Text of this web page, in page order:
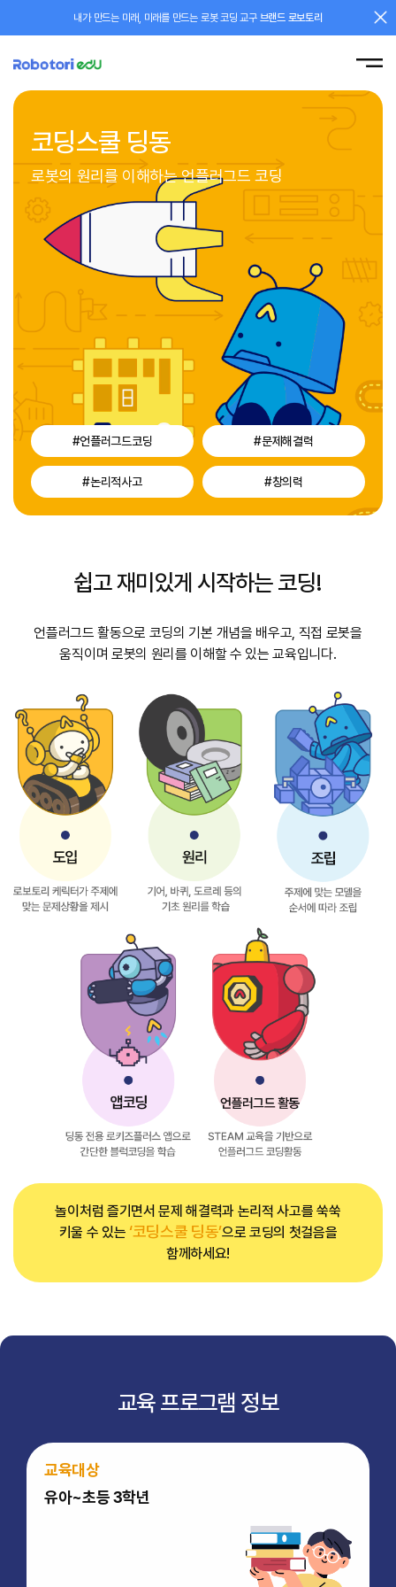
내가 만드는 미래, 미래를 만드는 로봇 코딩 교구 브랜드 로보토리
코딩스쿨 딩동
로봇의 원리를 이해하는 언플러그드 코딩
#언플러그드코딩 #문제해결력
#논리적사고 #창의력
쉽고 재미있게 시작하는 코딩!
언플러그드 활동으로 코딩의 기본 개념을 배우고, 직접 로봇을
움직이며 로봇의 원리를 이해할 수 있는 교육입니다.
놀이처럼 즐기면서 문제 해결력과 논리적 사고를 쑥쑥
키울 수 있는 ‘코딩스쿨 딩동’으로 코딩의 첫걸음을
함께하세요!
교육 프로그램 정보
교육대상
유아~초등 3학년